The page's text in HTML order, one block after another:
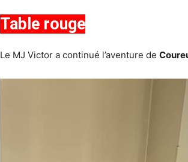
Table rouge
Le MJ Victor a continué l’aventure de